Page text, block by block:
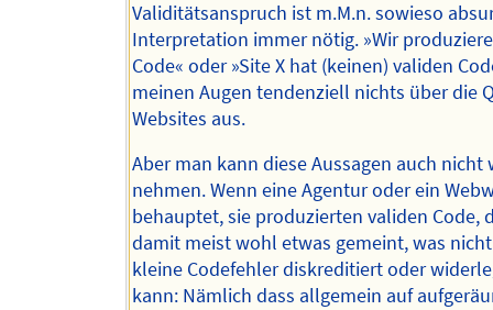
Validitätsanspruch ist m.M.n. sowieso
Interpretation immer nötig. »Wir
Code« oder »Site X hat (keinen) validen
meinen Augen tendenziell nichts über die
Websites aus.
Aber man kann diese Aussagen auch nicht
nehmen. Wenn eine Agentur oder ein
behauptet, sie produzierten validen Code,
damit meist wohl etwas gemeint, was
kleine Codefehler diskreditiert oder
kann: Nämlich dass allgemein auf